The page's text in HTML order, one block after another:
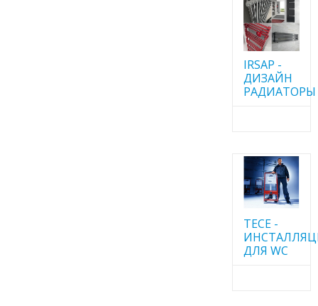
IRSAP -
ДИЗАЙН
РАДИАТОРЫ
TECE -
ДЛЯ WC